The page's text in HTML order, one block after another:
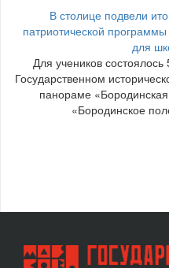
В столице подвели
патриотической
для
Для учеников
Государственном
панораме
«Бородинское